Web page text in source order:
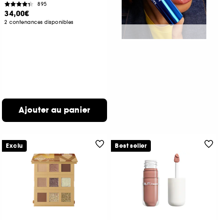
895
34,00€
2 contenances disponibles
Ajouter au panier
Exclu Best seller